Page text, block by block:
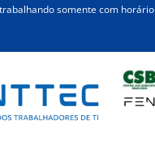
somente com